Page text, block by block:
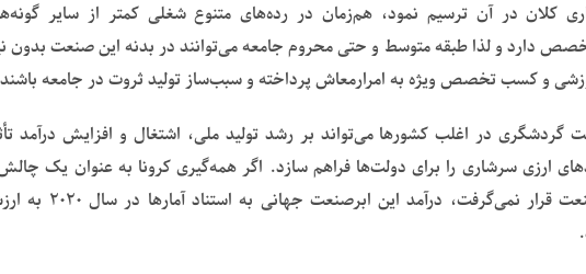
کلان در آن ترسیم نمود، هم‌زمان در رده‌های متنوع شغلی کمتر از سایر
دارد و لذا طبقه متوسط و حتی محروم جامعه می‌توانند در بدنه این صنعت بدون
و کسب تخصص ویژه به امرارمعاش پرداخته و سبب‌ساز تولید ثروت در جامعه
در اغلب کشورها می‌تواند بر رشد تولید ملی، اشتغال و افزایش درآمد
ارزی سرشاری را برای دولت‌ها فراهم سازد. اگر همه‌گیری کرونا به عنوان یک
مانع بزرگ پیش روی این صنعت قرار نمی‌گرفت، درآمد این ابرصنعت